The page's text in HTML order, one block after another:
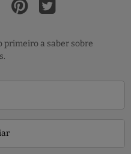
primeiro a saber sobre